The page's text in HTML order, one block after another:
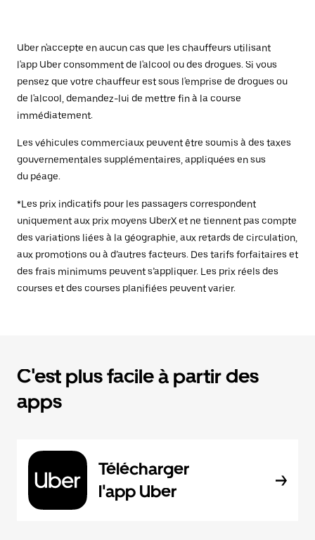
Uber n'accepte en aucun cas que les chauffeurs utilisant
l'app Uber consomment de l'alcool ou des drogues. Si vous
pensez que votre chauffeur est sous l'emprise de drogues ou
de l'alcool, demandez-lui de mettre fin à la course
immédiatement.
Les véhicules commerciaux peuvent être soumis à des taxes
gouvernementales supplémentaires, appliquées en sus
du péage.
*Les prix indicatifs pour les passagers correspondent
uniquement aux prix moyens UberX et ne tiennent pas compte
des variations liées à la géographie, aux retards de circulation,
aux promotions ou à d’autres facteurs. Des tarifs forfaitaires et
des frais minimums peuvent s’appliquer. Les prix réels des
courses et des courses planifiées peuvent varier.
C'est plus facile à partir des
apps
Télécharger
l'app Uber